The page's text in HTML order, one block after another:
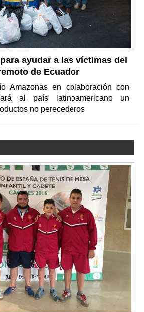
ayudar a las víctimas del
de Ecuador
Amazonas en colaboración con
al país latinoamericano un
no perecederos